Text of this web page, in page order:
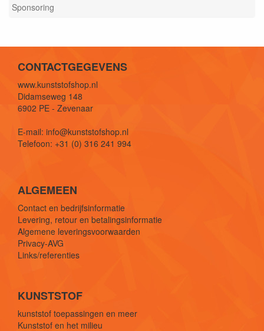
Sponsoring
CONTACTGEGEVENS
www.kunststofshop.nl
Didamseweg 148
6902 PE - Zevenaar
E-mail: info@kunststofshop.nl
Telefoon: +31 (0) 316 241 994
ALGEMEEN
Contact en bedrijfsinformatie
Levering, retour en betalingsinformatie
Algemene leveringsvoorwaarden
Privacy-AVG
Links/referenties
KUNSTSTOF
kunststof toepassingen en meer
Kunststof en het milieu